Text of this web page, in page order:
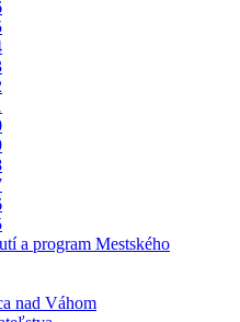
a program Mestského
nad Váhom